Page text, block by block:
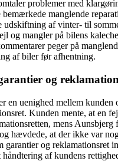
problemer med
manglende
udskiftning af vinter- til
og mangler på bilens
peger på
af biler før afhentning.
og
en uenighed mellem kunden
Kunden mente, at en
mens Aunsbjerg
hævdede, at der ikke var
garantier og reklamationsret
af kundens